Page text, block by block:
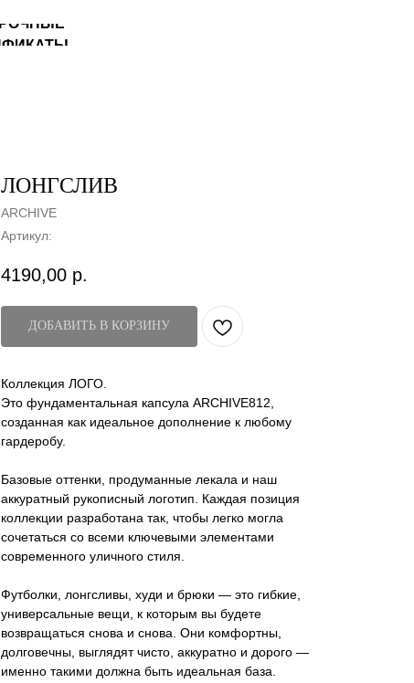
ЛОНГСЛИВ
ARCHIVE
Артикул:
4190,00 р.
ДОБАВИТЬ В КОРЗИНУ
Коллекция ЛОГО.
Это фундаментальная капсула ARCHIVE812,
созданная как идеальное дополнение к любому
гардеробу.
Базовые оттенки, продуманные лекала и наш
аккуратный рукописный логотип. Каждая позиция
коллекции разработана так, чтобы легко могла
сочетаться со всеми ключевыми элементами
современного уличного стиля.
Футболки, лонгсливы, худи и брюки — это гибкие,
универсальные вещи, к которым вы будете
возвращаться снова и снова. Они комфортны,
долговечны, выглядят чисто, аккуратно и дорого —
именно такими должна быть идеальная база.